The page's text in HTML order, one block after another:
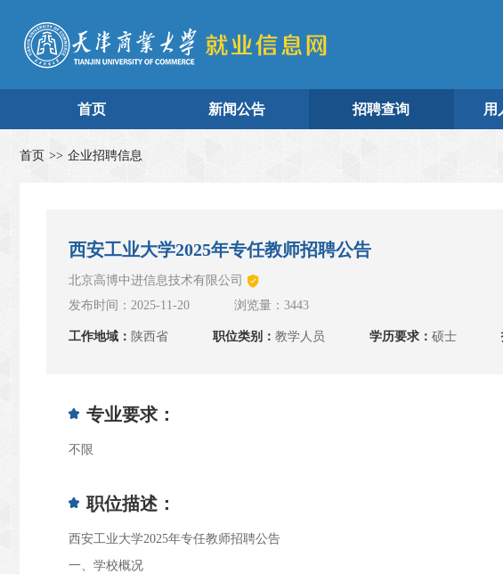
首页 新闻公告 招聘查询 用
首页 >> 企业招聘信息
西安工业大学2025年专任教师招聘公告
北京高博中进信息技术有限公司
发布时间：2025-11-20
浏览量：3443
工作地域： 陕西省 职位类别： 教学人员 学历要求： 硕士
专业要求：
不限
职位描述：
西安工业大学2025年专任教师招聘公告
一、学校概况